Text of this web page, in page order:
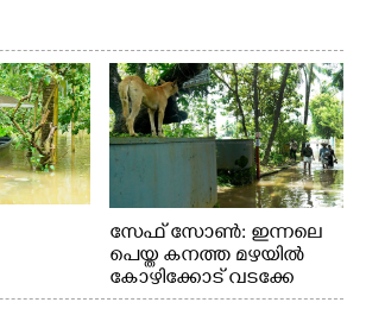
സേഫ് സോൺ: ഇന്നലെ
പെയ്ത കനത്ത മഴയിൽ
കോഴിക്കോട് വടക്കേ
വയലിൽ വെള്ളം